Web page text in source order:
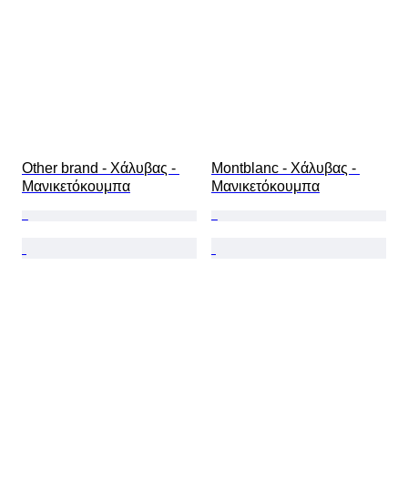
Other brand - Χάλυβας -
Μανικετόκουμπα
Montblanc - Χάλυβας -
Μανικετόκουμπα